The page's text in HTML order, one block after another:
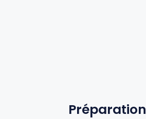
Préparation